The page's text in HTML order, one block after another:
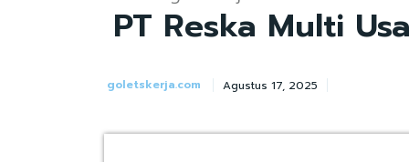
PT Reska Multi
goletskerja.com Agustus 17, 2025